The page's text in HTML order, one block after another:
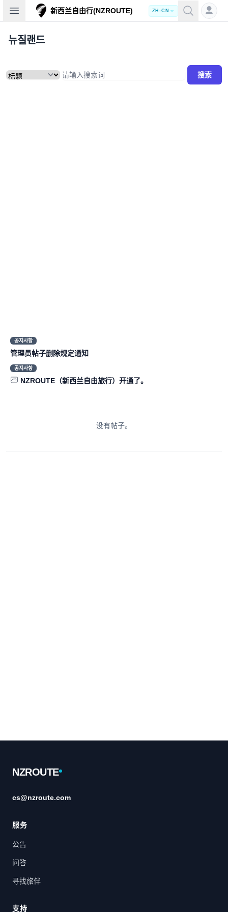
Open sidebar新西兰自由行(NZROUTE) ZH-CN
뉴질랜드
搜索
공지사항
管理员帖子删除规定通知
공지사항
NZROUTE（新西兰自由旅行）开通了。
没有帖子。
NZROUTE
cs@nzroute.com
服务
公告
问答
寻找旅伴
支持